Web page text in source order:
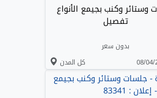
وستائر وكنب بجيمع الأنواع
تفصيل
بدون سعر
كل المدن